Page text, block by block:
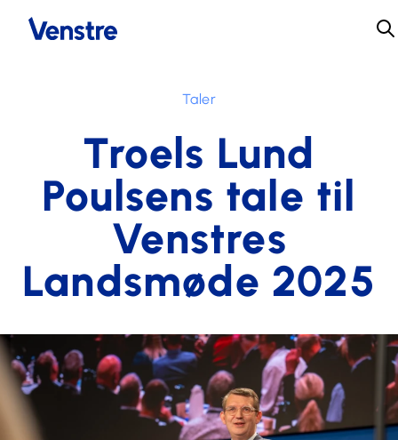
Taler
Troels Lund
Poulsens tale til
Venstres
Landsmøde 2025